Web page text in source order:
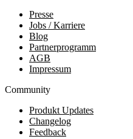
Presse
Jobs / Karriere
Blog
Partnerprogramm
AGB
Impressum
Community
Produkt Updates
Changelog
Feedback